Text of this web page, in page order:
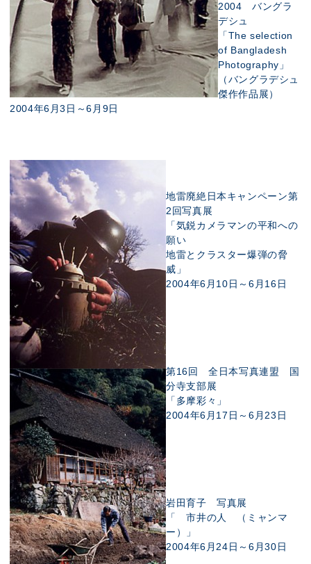
2004 バングラ
デシュ
「The selection
of Bangladesh
Photography」
（バングラデシュ
傑作作品展）
2004年6月3日～6月9日
地雷廃絶日本キャンペーン第
2回写真展
「気鋭カメラマンの平和への
願い
地雷とクラスター爆弾の脅
威」
2004年6月10日～6月16日
第16回 全日本写真連盟 国
分寺支部展
「多摩彩々」
2004年6月17日～6月23日
岩田育子 写真展
「 市井の人 （ミャンマ
ー）」
2004年6月24日～6月30日